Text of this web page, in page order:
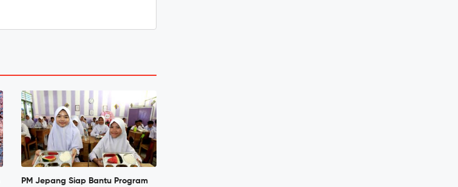
PM Jepang Siap Bantu Program